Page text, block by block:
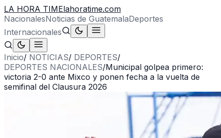
LA HORA TIMElahoratime.com
NacionalesNoticias de GuatemalaDeportes
Internacionales
Inicio/ NOTICIAS/ DEPORTES/
DEPORTES NACIONALES/Municipal golpea primero:
victoria 2-0 ante Mixco y ponen fecha a la vuelta de
semifinal del Clausura 2026